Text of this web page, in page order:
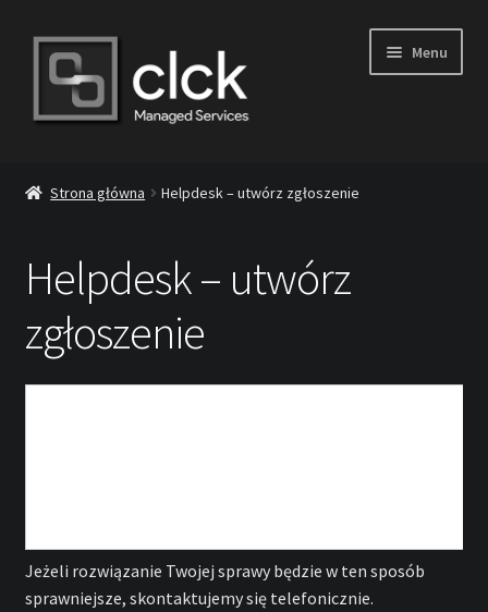
Przejdź
nawigacji
Przejdź
Menu
Polityka prywatności
Moje konto
Strona główna Helpdesk – utwórz zgłoszenie
Helpdesk – utwórz
zgłoszenie
Jeżeli rozwiązanie Twojej sprawy będzie w ten sposób
sprawniejsze, skontaktujemy się telefonicznie.